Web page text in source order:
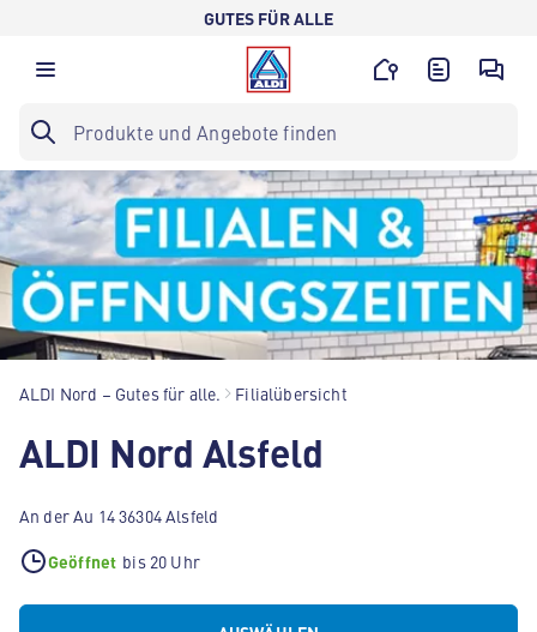
GUTES FÜR ALLE
ALDI Nord – Gutes für alle. Filialübersicht
ALDI Nord Alsfeld
An der Au 14 36304 Alsfeld
Geöffnet bis 20 Uhr